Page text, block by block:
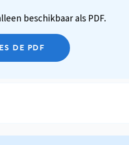
beschikbaar als PDF.
DE PDF